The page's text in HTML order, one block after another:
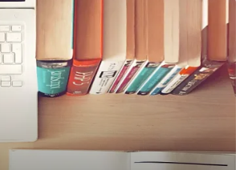
les entreprises
PME